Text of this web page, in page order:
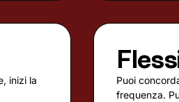
inizi la
Puoi
frequenza.